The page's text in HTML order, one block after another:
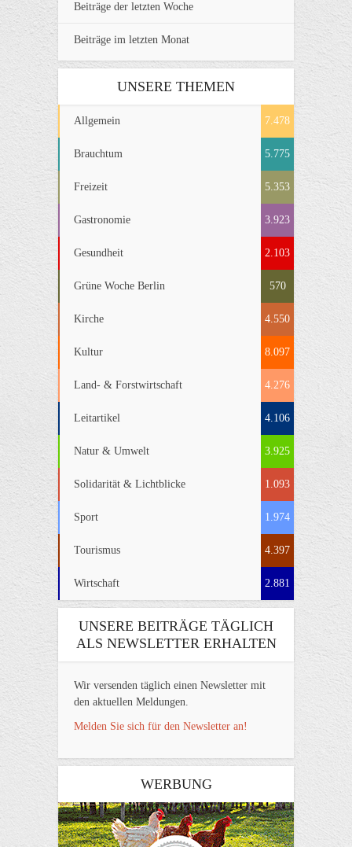
Beiträge der letzten Woche
Beiträge im letzten Monat
UNSERE THEMEN
Allgemein 7.478
Brauchtum 5.775
Freizeit 5.353
Gastronomie 3.923
Gesundheit 2.103
Grüne Woche Berlin 570
Kirche 4.550
Kultur 8.097
Land- & Forstwirtschaft 4.276
Leitartikel 4.106
Natur & Umwelt 3.925
Solidarität & Lichtblicke 1.093
Sport 1.974
Tourismus 4.397
Wirtschaft 2.881
UNSERE BEITRÄGE TÄGLICH
ALS NEWSLETTER ERHALTEN
Wir versenden täglich einen Newsletter mit
den aktuellen Meldungen.
Melden Sie sich für den Newsletter an!
WERBUNG